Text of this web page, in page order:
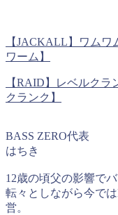
【JACKALL】ワム
ワーム】
【RAID】レベルク
クランク】
BASS ZERO代表
はちき
12歳の頃父の影響で
転々としながら今で
営。